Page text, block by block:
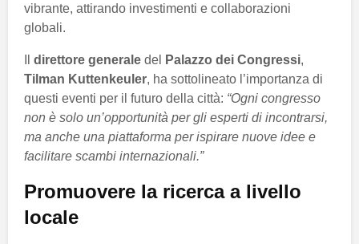
vibrante, attirando investimenti e collaborazioni
globali.
direttore generale del Palazzo dei Congressi,
Tilman Kuttenkeuler, ha sottolineato l’importanza di
questi eventi per il futuro della città: “Ogni congresso
non è solo un’opportunità per gli esperti di incontrarsi,
ma anche una piattaforma per ispirare nuove idee e
facilitare scambi internazionali.”
Promuovere la ricerca a livello
locale